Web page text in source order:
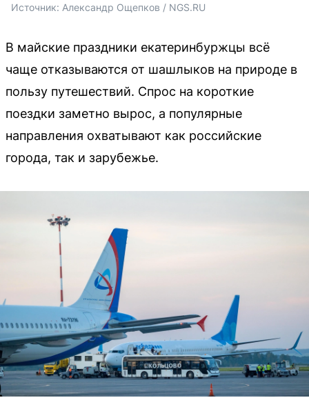
Источник: Александр Ощепков / NGS.RU
В майские праздники екатеринбуржцы всё
чаще отказываются от шашлыков на природе в
пользу путешествий. Спрос на короткие
поездки заметно вырос, а популярные
направления охватывают как российские
города, так и зарубежье.